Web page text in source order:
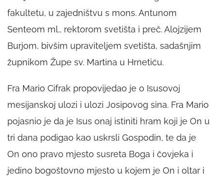
fakultetu, u zajedništvu s mons. Antunom
Senteom ml., rektorom svetišta i preč. Alojzijem
Burjom, bivšim upraviteljem svetišta, sadašnjim
župnikom Župe sv. Martina u Hrnetiću.
Fra Mario Cifrak propovijedao je o Isusovoj
mesijanskoj ulozi i ulozi Josipovog sina. Fra Mario
pojasnio je da je Isus onaj istiniti hram koji je On u
tri dana podigao kao uskrsli Gospodin, te da je
On ono pravo mjesto susreta Boga i čovjeka i
jedino bogoštovno mjesto u kojem je On i oltar i